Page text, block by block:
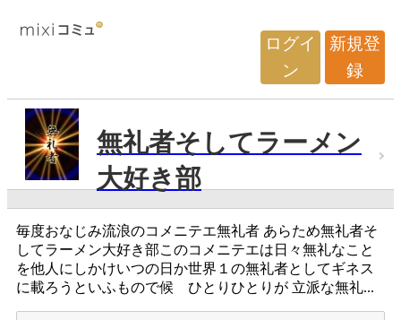
ログイ
ン
新規登
録
無礼者そしてラーメン
大好き部
毎度おなじみ流浪のコメニテエ無礼者 あらため無礼者そ
してラーメン大好き部このコメニテエは日々無礼なこと
を他人にしかけいつの日か世界１の無礼者としてギネス
に載ろうといふもので候 ひとりひとりが 立派な無礼...